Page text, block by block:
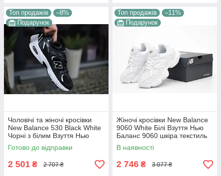
Топ продажів
–8%
Подарунок
Чоловічі та жіночі кросівки
New Balance 530 Black White
Чорні з білим Взуття Нью
Беланс 530 шкіра сітка
демисезон унісекс
Готово до відправки
2 501 ₴ 2 707 ₴
Топ продажів
–11%
Подарунок
Жіночі кросівки New Balance
9060 White Білі Взуття Нью
Баланс 9060 шкіра текстиль
повсякденні весна літо
В наявності
2 746 ₴ 3 077 ₴